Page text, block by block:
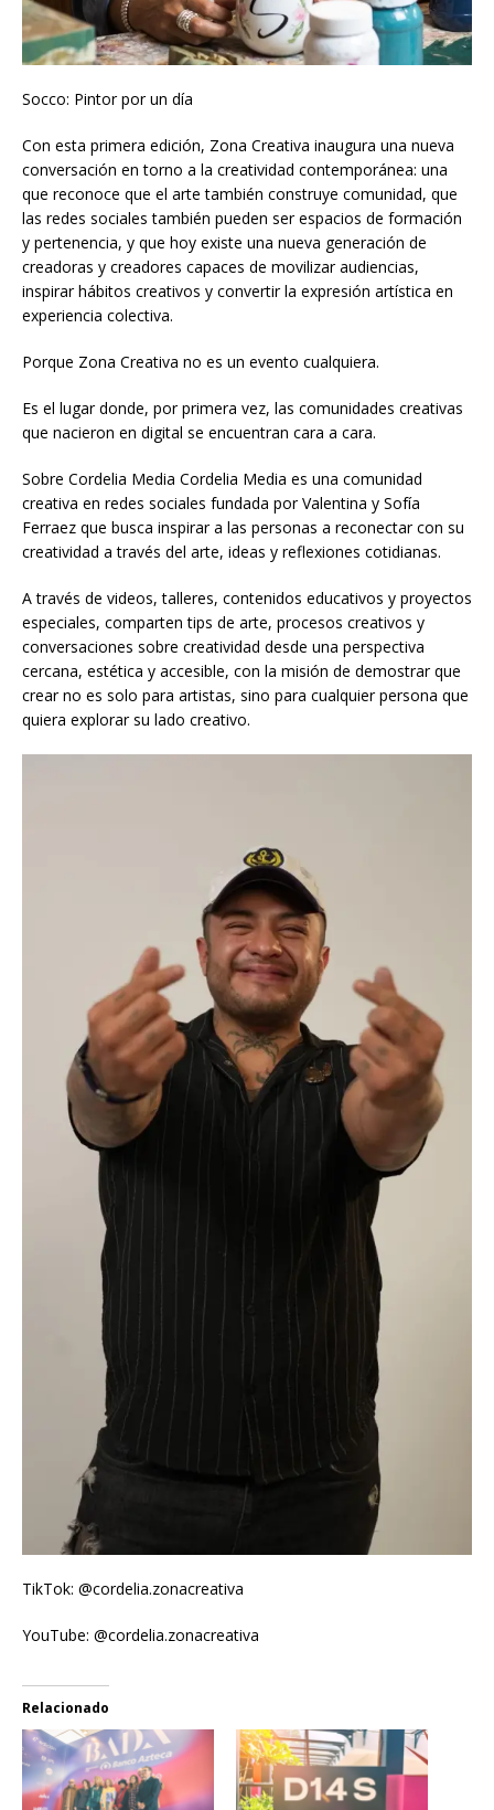
Socco: Pintor por un día
Con esta primera edición, Zona Creativa inaugura una nueva
conversación en torno a la creatividad contemporánea: una
que reconoce que el arte también construye comunidad, que
las redes sociales también pueden ser espacios de formación
y pertenencia, y que hoy existe una nueva generación de
creadoras y creadores capaces de movilizar audiencias,
inspirar hábitos creativos y convertir la expresión artística en
experiencia colectiva.
Porque Zona Creativa no es un evento cualquiera.
Es el lugar donde, por primera vez, las comunidades creativas
que nacieron en digital se encuentran cara a cara.
Sobre Cordelia Media Cordelia Media es una comunidad
creativa en redes sociales fundada por Valentina y Sofía
Ferraez que busca inspirar a las personas a reconectar con su
creatividad a través del arte, ideas y reflexiones cotidianas.
A través de videos, talleres, contenidos educativos y proyectos
especiales, comparten tips de arte, procesos creativos y
conversaciones sobre creatividad desde una perspectiva
cercana, estética y accesible, con la misión de demostrar que
crear no es solo para artistas, sino para cualquier persona que
quiera explorar su lado creativo.
TikTok: @cordelia.zonacreativa
YouTube: @cordelia.zonacreativa
Relacionado